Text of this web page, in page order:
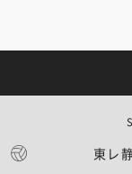
東レ